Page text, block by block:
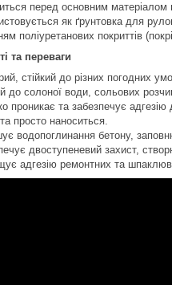
перед основним матеріалом
як ґрунтовка для
поліуретанових покриттів
та переваги
стійкий до різних погодних
до солоної води, сольових
проникає та забезпечує
просто наноситься.
водопоглинання бетону,
двоступеневий захист,
адгезію ремонтних та